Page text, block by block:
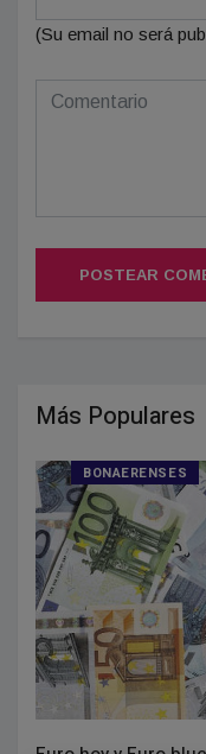
(Su email no será
POSTEAR
Más Populares
BONAERENSES